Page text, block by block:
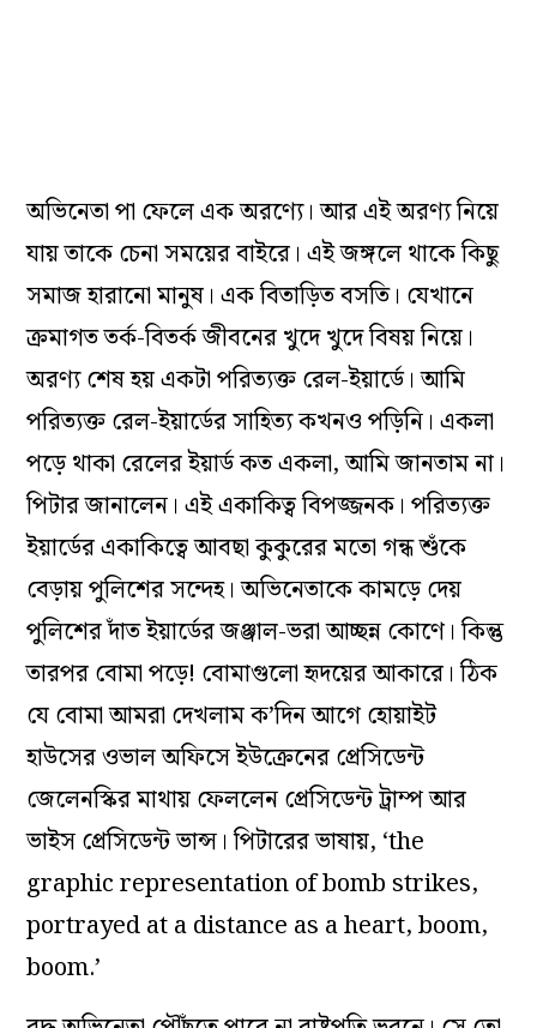
অভিনেতা পা ফেলে এক অরণ্যে। আর এই অরণ্য নিয়ে
যায় তাকে চেনা সময়ের বাইরে। এই জঙ্গলে থাকে কিছু
সমাজ হারানো মানুষ। এক বিতাড়িত বসতি। যেখানে
ক্রমাগত তর্ক-বিতর্ক জীবনের খুদে খুদে বিষয় নিয়ে।
অরণ্য শেষ হয় একটা পরিত্যক্ত রেল-ইয়ার্ডে। আমি
পরিত্যক্ত রেল-ইয়ার্ডের সাহিত্য কখনও পড়িনি। একলা
পড়ে থাকা রেলের ইয়ার্ড কত একলা, আমি জানতাম না।
পিটার জানালেন। এই একাকিত্ব বিপজ্জনক। পরিত্যক্ত
ইয়ার্ডের একাকিত্বে আবছা কুকুরের মতো গন্ধ শুঁকে
বেড়ায় পুলিশের সন্দেহ। অভিনেতাকে কামড়ে দেয়
পুলিশের দাঁত ইয়ার্ডের জঞ্জাল-ভরা আচ্ছন্ন কোণে। কিন্তু
তারপর বোমা পড়ে! বোমাগুলো হৃদয়ের আকারে। ঠিক
যে বোমা আমরা দেখলাম ক’দিন আগে হোয়াইট
হাউসের ওভাল অফিসে ইউক্রেনের প্রেসিডেন্ট
জেলেনস্কির মাথায় ফেললেন প্রেসিডেন্ট ট্রাম্প আর
ভাইস প্রেসিডেন্ট ভান্স। পিটারের ভাষায়, ‘the
graphic representation of bomb strikes,
portrayed at a distance as a heart, boom,
boom.’